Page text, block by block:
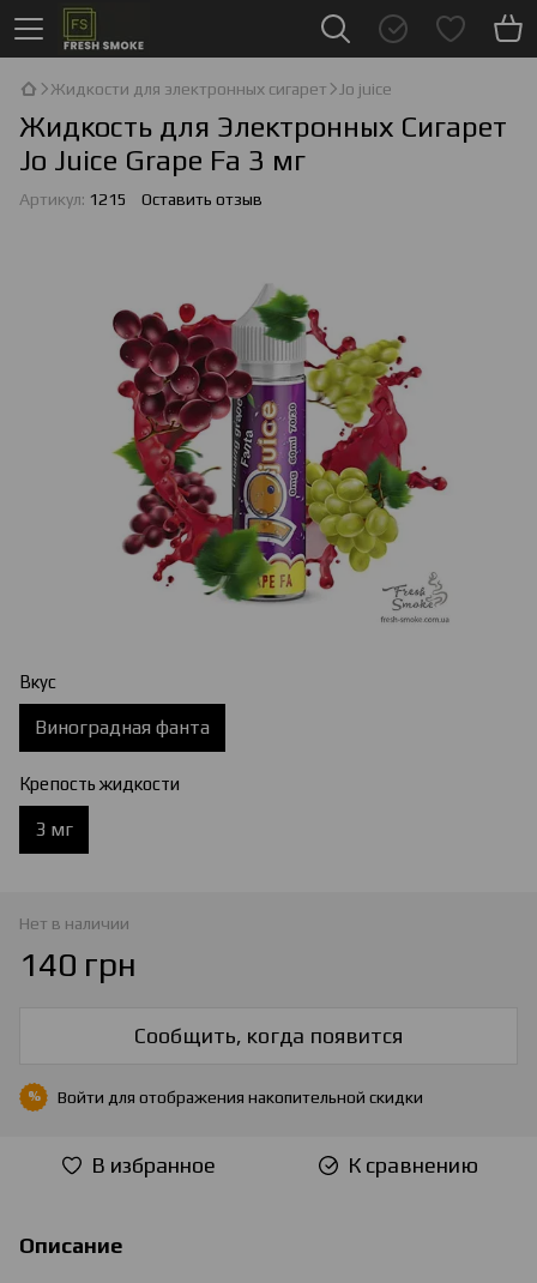
Жидкости для электронных сигарет Jo juice
Жидкость для Электронных Сигарет
Jo Juice Grape Fa 3 мг
Артикул: 1215 Оставить отзыв
Вкус
Виноградная фанта
Крепость жидкости
3 мг
Нет в наличии
140 грн
Сообщить, когда появится
% Войти для отображения накопительной скидки
В избранное К сравнению
Описание